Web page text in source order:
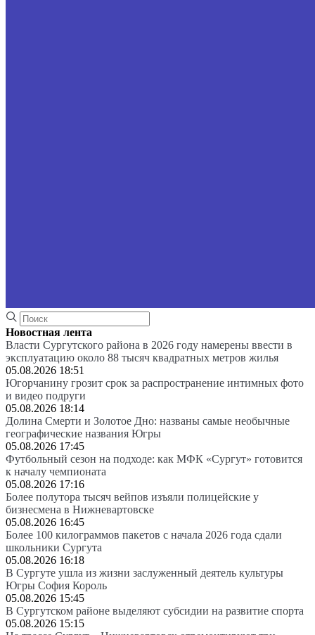
Новостная лента
Власти Сургутского района в 2026 году намерены ввести в
эксплуатацию около 88 тысяч квадратных метров жилья
05.08.2026 18:51
Югорчанину грозит срок за распространение интимных фото
и видео подруги
05.08.2026 18:14
Долина Смерти и Золотое Дно: названы самые необычные
географические названия Югры
05.08.2026 17:45
Футбольный сезон на подходе: как МФК «Сургут» готовится
к началу чемпионата
05.08.2026 17:16
Более полутора тысяч вейпов изъяли полицейские у
бизнесмена в Нижневартовске
05.08.2026 16:45
Более 100 килограммов пакетов с начала 2026 года сдали
школьники Сургута
05.08.2026 16:18
В Сургуте ушла из жизни заслуженный деятель культуры
Югры София Король
05.08.2026 15:45
В Сургутском районе выделяют субсидии на развитие спорта
05.08.2026 15:15